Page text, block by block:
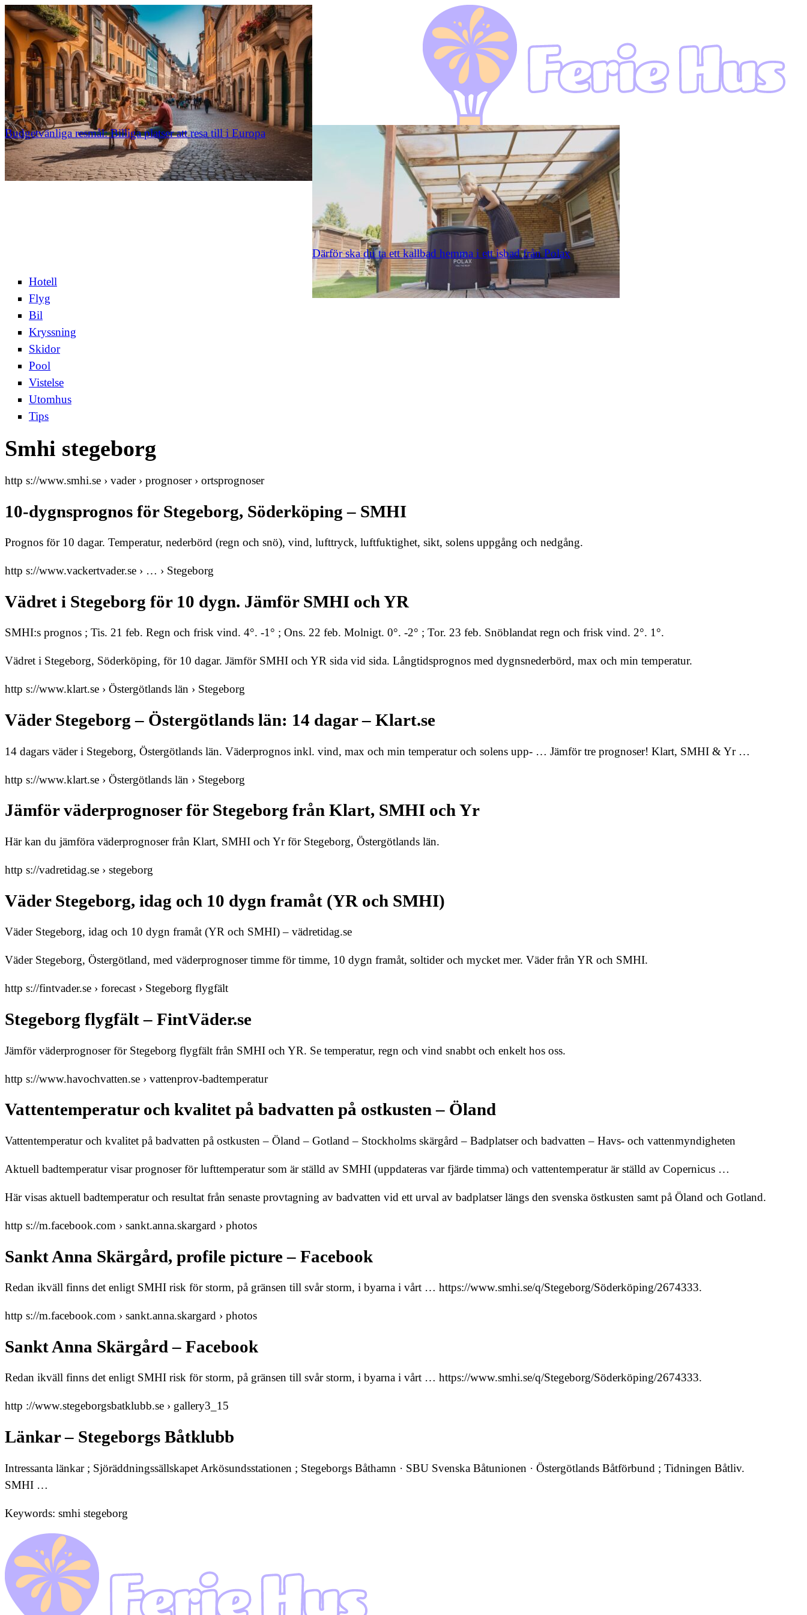
Budgetvänliga resmål: Billiga platser att resa till i Europa
Därför ska du ta ett kallbad hemma i ett isbad från Polax
Hotell
Flyg
Bil
Kryssning
Skidor
Pool
Vistelse
Utomhus
Tips
Smhi stegeborg
http s://www.smhi.se › vader › prognoser › ortsprognoser
10-dygnsprognos för Stegeborg, Söderköping – SMHI
Prognos för 10 dagar. Temperatur, nederbörd (regn och snö), vind, lufttryck, luftfuktighet, sikt, solens uppgång och nedgång.
http s://www.vackertvader.se › … › Stegeborg
Vädret i Stegeborg för 10 dygn. Jämför SMHI och YR
SMHI:s prognos ; Tis. 21 feb. Regn och frisk vind. 4°. -1° ; Ons. 22 feb. Molnigt. 0°. -2° ; Tor. 23 feb. Snöblandat regn och frisk vind. 2°. 1°.
Vädret i Stegeborg, Söderköping, för 10 dagar. Jämför SMHI och YR sida vid sida. Långtidsprognos med dygnsnederbörd, max och min temperatur.
http s://www.klart.se › Östergötlands län › Stegeborg
Väder Stegeborg – Östergötlands län: 14 dagar – Klart.se
14 dagars väder i Stegeborg, Östergötlands län. Väderprognos inkl. vind, max och min temperatur och solens upp- … Jämför tre prognoser! Klart, SMHI & Yr …
http s://www.klart.se › Östergötlands län › Stegeborg
Jämför väderprognoser för Stegeborg från Klart, SMHI och Yr
Här kan du jämföra väderprognoser från Klart, SMHI och Yr för Stegeborg, Östergötlands län.
http s://vadretidag.se › stegeborg
Väder Stegeborg, idag och 10 dygn framåt (YR och SMHI)
Väder Stegeborg, idag och 10 dygn framåt (YR och SMHI) – vädretidag.se
Väder Stegeborg, Östergötland, med väderprognoser timme för timme, 10 dygn framåt, soltider och mycket mer. Väder från YR och SMHI.
http s://fintvader.se › forecast › Stegeborg flygfält
Stegeborg flygfält – FintVäder.se
Jämför väderprognoser för Stegeborg flygfält från SMHI och YR. Se temperatur, regn och vind snabbt och enkelt hos oss.
http s://www.havochvatten.se › vattenprov-badtemperatur
Vattentemperatur och kvalitet på badvatten på ostkusten – Öland
Vattentemperatur och kvalitet på badvatten på ostkusten – Öland – Gotland – Stockholms skärgård – Badplatser och badvatten – Havs- och vattenmyndigheten
Aktuell badtemperatur visar prognoser för lufttemperatur som är ställd av SMHI (uppdateras var fjärde timma) och vattentemperatur är ställd av Copernicus …
Här visas aktuell badtemperatur och resultat från senaste provtagning av badvatten vid ett urval av badplatser längs den svenska östkusten samt på Öland och Gotland.
http s://m.facebook.com › sankt.anna.skargard › photos
Sankt Anna Skärgård, profile picture – Facebook
Redan ikväll finns det enligt SMHI risk för storm, på gränsen till svår storm, i byarna i vårt … https://www.smhi.se/q/Stegeborg/Söderköping/2674333.
http s://m.facebook.com › sankt.anna.skargard › photos
Sankt Anna Skärgård – Facebook
Redan ikväll finns det enligt SMHI risk för storm, på gränsen till svår storm, i byarna i vårt … https://www.smhi.se/q/Stegeborg/Söderköping/2674333.
http ://www.stegeborgsbatklubb.se › gallery3_15
Länkar – Stegeborgs Båtklubb
Intressanta länkar ; Sjöräddningssällskapet Arkösundsstationen ; Stegeborgs Båthamn · SBU Svenska Båtunionen · Östergötlands Båtförbund ; Tidningen Båtliv.
SMHI …
Keywords: smhi stegeborg